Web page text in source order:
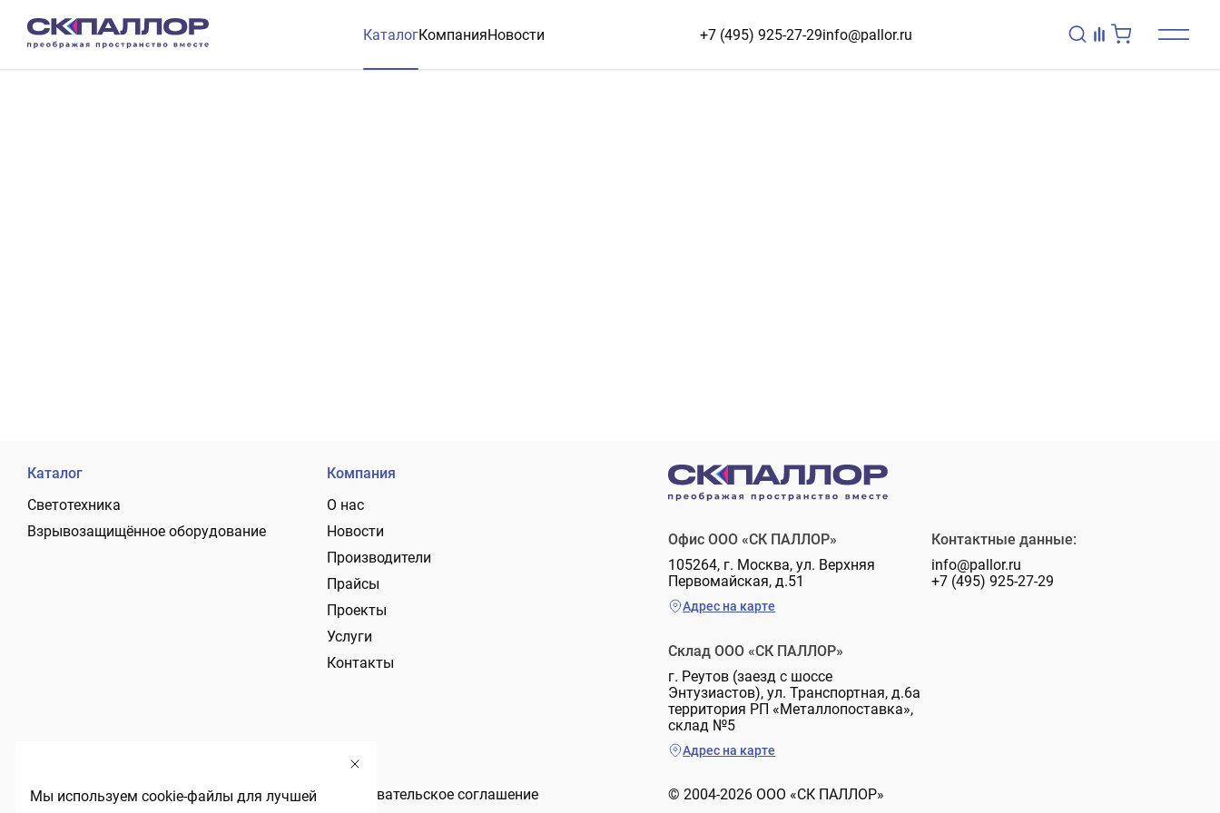
КаталогКомпанияНовости +7 (495) 925-27-29info@pallor.ru
Каталог
Светотехника
Взрывозащищённое оборудование
Политика обработки персональных данных
Компания
О нас
Новости
Производители
Прайсы
Проекты
Услуги
Контакты
Пользовательское соглашение
Офис ООО «СК ПАЛЛОР»
105264, г. Москва, ул. Верхняя
Первомайская, д.51
Адрес на карте
Склад ООО «СК ПАЛЛОР»
г. Реутов (заезд с шоссе
Энтузиастов), ул. Транспортная, д.6а
территория РП «Металлопоставка»,
склад №5
Адрес на карте
Контактные данные:
info@pallor.ru
+7 (495) 925-27-29
© 2004-2026 ООО «СК ПАЛЛОР»
Мы используем cookie-файлы для лучшей